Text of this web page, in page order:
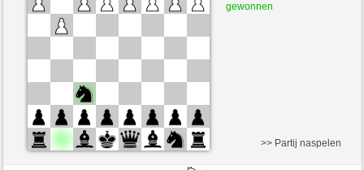
Speelduur: 5 minutes/side + 0 seconds/move
gewonnen
>> Partij naspelen